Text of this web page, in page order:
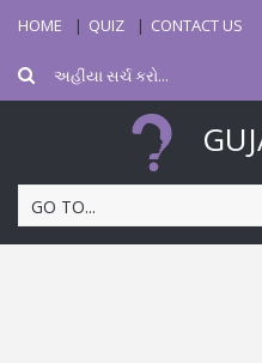
HOME QUIZ CONTACT US
GO TO...